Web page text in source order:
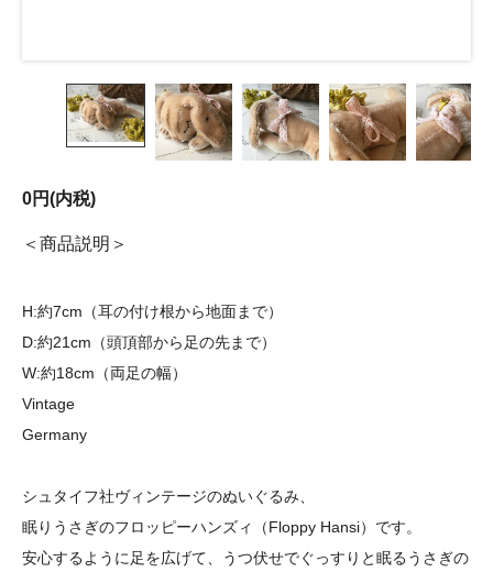
0円(内税)
商品説明
H:約7cm（耳の付け根から地面まで）
D:約21cm（頭頂部から足の先まで）
W:約18cm（両足の幅）
Vintage
Germany
シュタイフ社ヴィンテージのぬいぐるみ、
眠りうさぎのフロッピーハンズィ（Floppy Hansi）です。
安心するように足を広げて、うつ伏せでぐっすりと眠るうさぎの